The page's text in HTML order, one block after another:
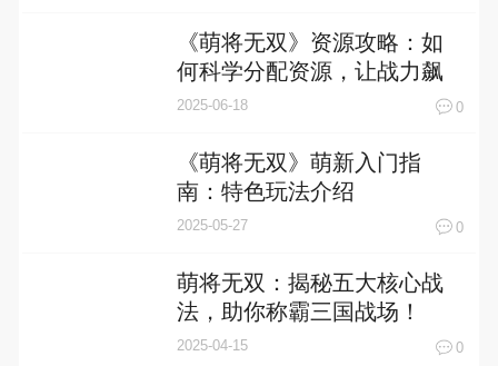
《萌将无双》资源攻略：如
何科学分配资源，让战力飙
升
2025-06-18 0
《萌将无双》萌新入门指
南：特色玩法介绍
2025-05-27 0
萌将无双：揭秘五大核心战
法，助你称霸三国战场！
2025-04-15 0